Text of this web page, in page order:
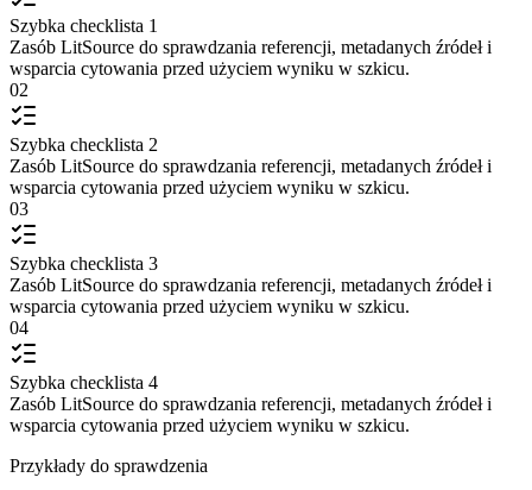
Szybka checklista 1
Zasób LitSource do sprawdzania referencji, metadanych źródeł i
wsparcia cytowania przed użyciem wyniku w szkicu.
02
Szybka checklista 2
Zasób LitSource do sprawdzania referencji, metadanych źródeł i
wsparcia cytowania przed użyciem wyniku w szkicu.
03
Szybka checklista 3
Zasób LitSource do sprawdzania referencji, metadanych źródeł i
wsparcia cytowania przed użyciem wyniku w szkicu.
04
Szybka checklista 4
Zasób LitSource do sprawdzania referencji, metadanych źródeł i
wsparcia cytowania przed użyciem wyniku w szkicu.
Przykłady do sprawdzenia